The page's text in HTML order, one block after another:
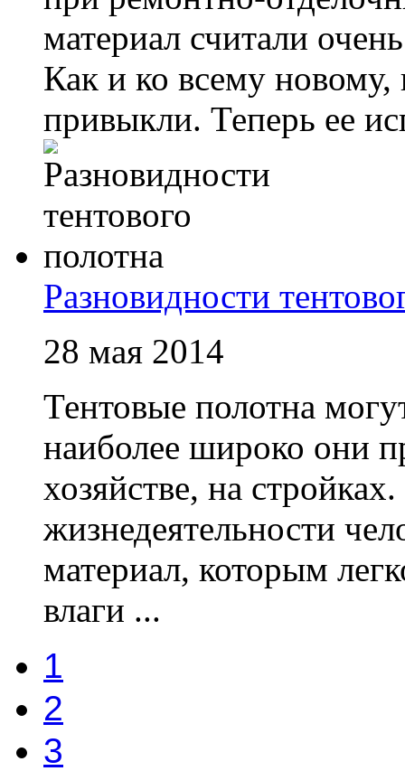
материал считали
Как и ко всему новому,
привыкли. Теперь ее
Разновидности
28 мая 2014
Тентовые полотна
наиболее широко они
хозяйстве, на
жизнедеятельности
материал, которым
влаги ...
1
2
3